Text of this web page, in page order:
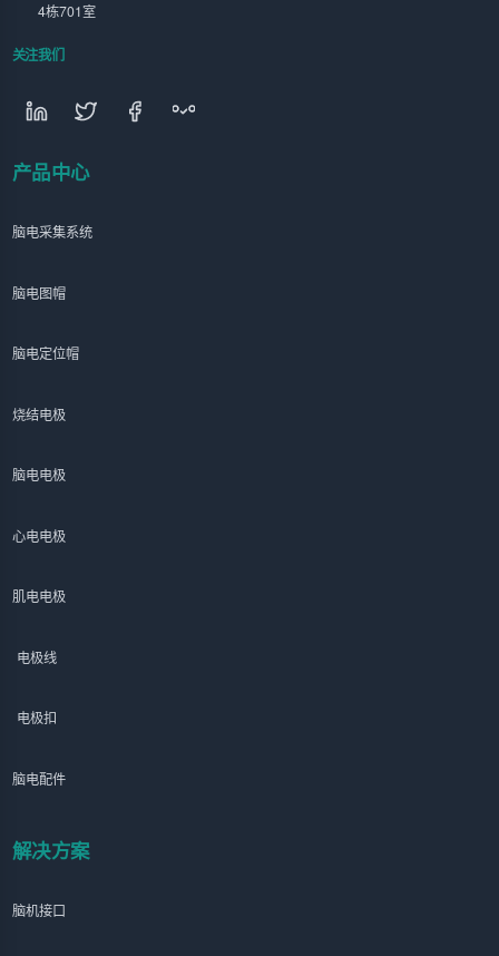
4栋701室
关注我们
产品中心
脑电采集系统
脑电图帽
脑电定位帽
烧结电极
脑电电极
心电电极
肌电电极
电极线
电极扣
脑电配件
解决方案
脑机接口